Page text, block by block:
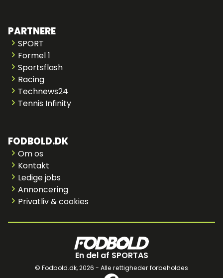
PARTNERE
SPORT
Formel 1
Sportsflash
Racing
Technews24
Tennis Infinity
FODBOLD.DK
Om os
Kontakt
Ledige jobs
Annoncering
Privatliv & cookies
En del af SPORTAS
© Fodbold.dk,2026 - Alle rettigheder forbeholdes